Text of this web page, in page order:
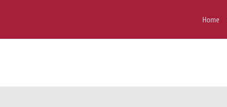
Home